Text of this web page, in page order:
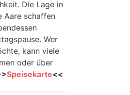
Die Lage in
Aare schaffen
Wer
kann viele
oder über
Speisekarte<<